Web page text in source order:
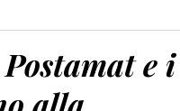
e i